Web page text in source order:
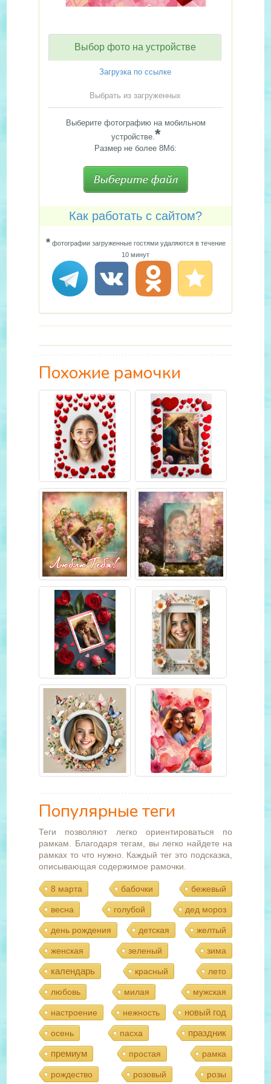
Выбор фото на устройстве
Загрузка по ссылке
Выбрать из загруженных
Выберите фотографию на мобильном
устройстве.*
Размер не более 8Мб:
Как работать с сайтом?
*фотографии загруженные гостями удаляются в течение
10 минут
Похожие рамочки
Популярные теги
Теги позволяют легко ориентироваться по
рамкам. Благодаря тегам, вы легко найдете на
рамках то что нужно. Каждый тег это подсказка,
описывающая содержимое рамочки.
8 марта бабочки бежевый
весна голубой дед мороз
день рождения детская желтый
женская зеленый зима
календарь красный лето
любовь милая мужская
настроение нежность новый год
осень пасха
праздник
премиум
простая рамка
рождество розовый розы